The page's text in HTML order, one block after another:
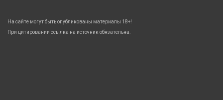
На сайте могут быть опубликованы материалы 18+!
При цитировании ссылка на источник обязательна.